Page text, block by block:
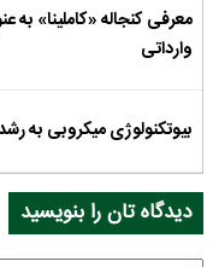
معرفی کنجاله «کاملینا»
وارداتی
بیوتکنولوژی میکروبی به
دیدگاه تان را بنویسید